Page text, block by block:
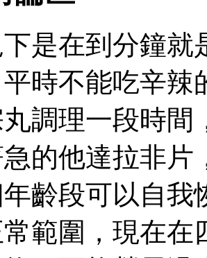
是在到分鐘
時不能吃辛辣
調理一段時
的他達拉非
齡段可以自我
範圍，現在在